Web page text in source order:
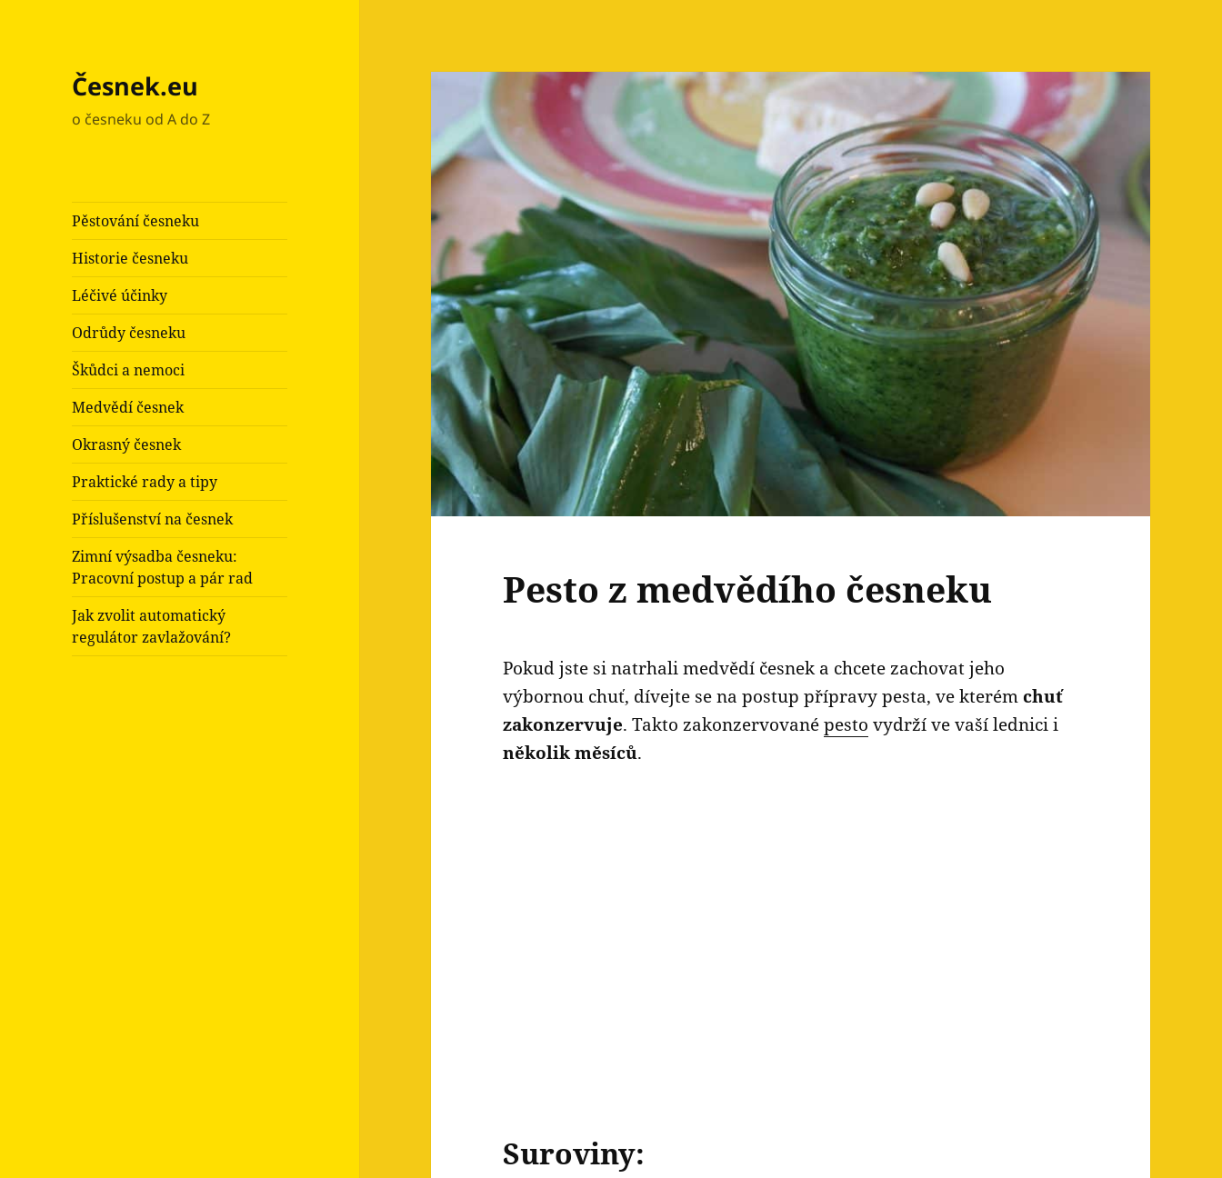
Česnek.eu
o česneku od A do Z
Pěstování česneku
Historie česneku
Léčivé účinky
Odrůdy česneku
Škůdci a nemoci
Medvědí česnek
Okrasný česnek
Praktické rady a tipy
Příslušenství na česnek
Zimní výsadba česneku:
Pracovní postup a pár rad
Jak zvolit automatický
regulátor zavlažování?
Pesto z medvědího česneku
Pokud jste si natrhali medvědí česnek a chcete zachovat jeho
výbornou chuť, dívejte se na postup přípravy pesta, ve kterém chuť
zakonzervuje. Takto zakonzervovanépesto vydrží ve vaší lednici i
několik měsíců.
Suroviny: